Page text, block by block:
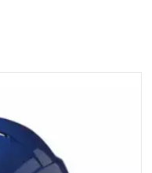
katoen, 20% Pro-